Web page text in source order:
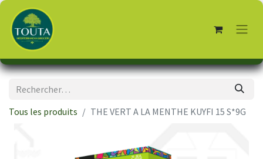
Tous les produits THE VERT A LA MENTHE KUYFI 15 S*9G